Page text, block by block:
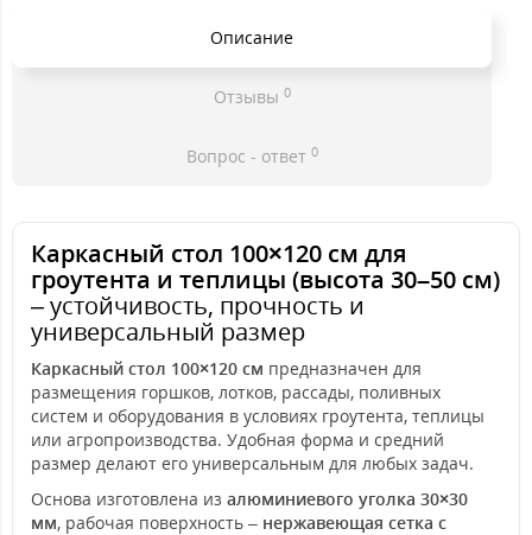
Описание
Отзывы 0
Вопрос - ответ 0
Каркасный стол 100×120 см для
гроутента и теплицы (высота 30–50 см)
– устойчивость, прочность и
универсальный размер
Каркасный стол 100×120 см предназначен для
размещения горшков, лотков, рассады, поливных
систем и оборудования в условиях гроутента, теплицы
или агропроизводства. Удобная форма и средний
размер делают его универсальным для любых задач.
Основа изготовлена из алюминиевого уголка 30×30
мм, рабочая поверхность – нержавеющая сетка с